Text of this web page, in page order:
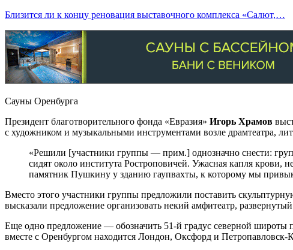
Близится ли к концу реновация выставочного комплекса «Салют,…
Сауны Оренбурга
Президент благотворительного фонда «Евразия» Игорь Храмов
с художником и музыкальными инструментами возле драмтеатра,
«Решили [участники группы — прим.] однозначно снести:
сидят около института Ростроповичей. Ужасная капля крови,
памятник Пушкину у зданию гаупвахты, к которому мы
Вместо этого участники группы предложили поставить
высказали предложение организовать некий амфитеатр,
Еще одно предложение — обозначить 51-й градус северной широты
вместе с Оренбургом находится Лондон, Оксфорд и Петропавловск-